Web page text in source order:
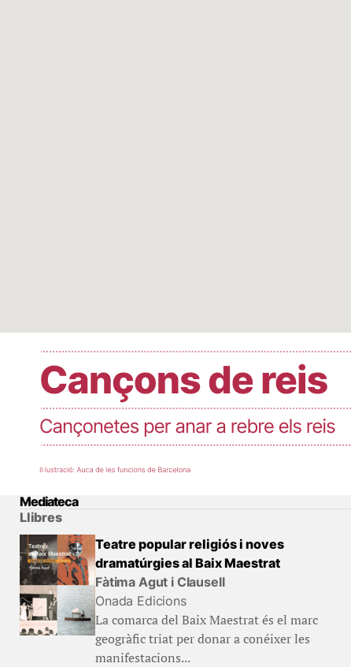
Mediateca
Llibres
Teatre popular religiós i noves
dramatúrgies al Baix Maestrat
Fàtima Agut i Clausell
Onada Edicions
La comarca del Baix Maestrat és el marc
geogràfic triat per donar a conéixer les
manifestacions...